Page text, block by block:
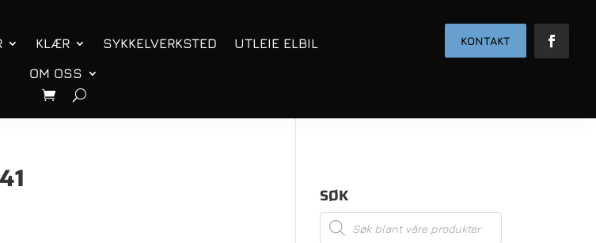
KLÆR SYKKELVERKSTED
UTLEIE ELBIL
OM OSS
KONTAKT
SØK
Products
search